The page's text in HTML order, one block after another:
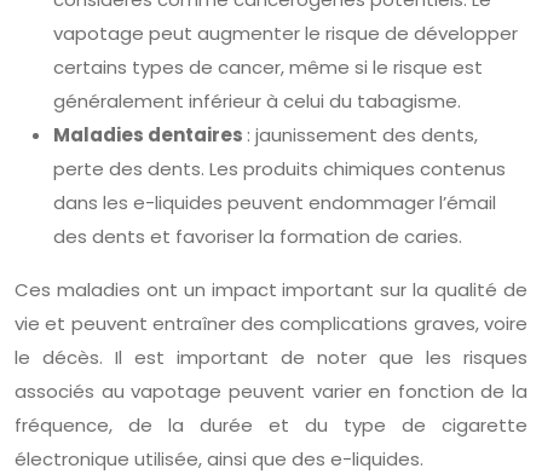
vapotage peut augmenter le risque de développer
certains types de cancer, même si le risque est
généralement inférieur à celui du tabagisme.
Maladies dentaires : jaunissement des dents,
perte des dents. Les produits chimiques contenus
dans les e-liquides peuvent endommager l’émail
des dents et favoriser la formation de caries.
Ces maladies ont un impact important sur la qualité de
vie et peuvent entraîner des complications graves, voire
le décès. Il est important de noter que les risques
associés au vapotage peuvent varier en fonction de la
fréquence, de la durée et du type de cigarette
électronique utilisée, ainsi que des e-liquides.